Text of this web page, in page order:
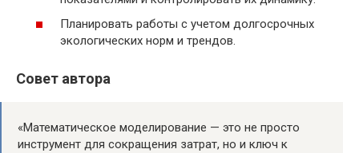
Планировать работы с учетом долгосрочных
экологических норм и трендов.
Совет автора
«Математическое моделирование — это не просто
инструмент для сокращения затрат, но и ключ к